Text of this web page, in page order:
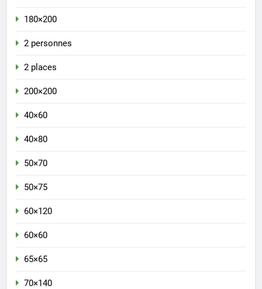
180×200
2 personnes
2 places
200×200
40×60
40×80
50×70
50×75
60×120
60×60
65×65
70×140